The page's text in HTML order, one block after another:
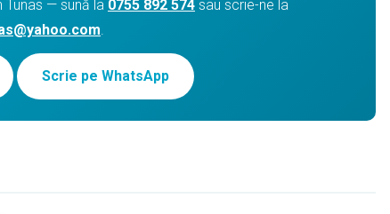
— sună la 0755 892 574 sau scrie-ne la
.
Scrie pe WhatsApp